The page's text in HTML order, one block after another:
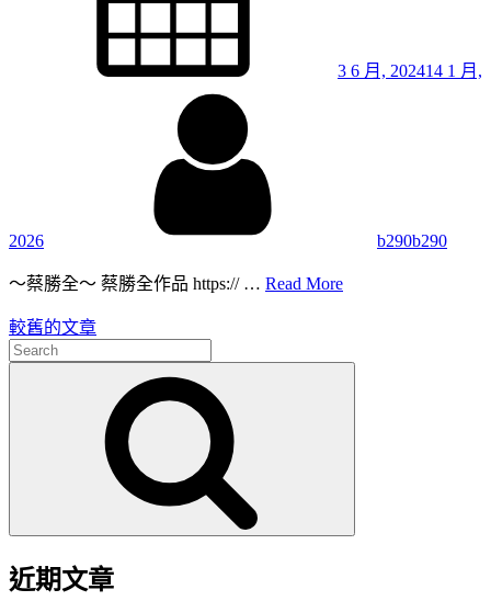
3 6 月, 202414 1 月,
2026 b290b290
～蔡勝全～ 蔡勝全作品 https:// … Read More
文
章
較舊的文章
Search
for:
近期文章